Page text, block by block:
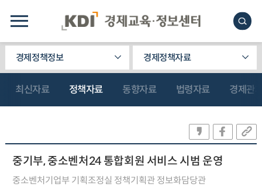
경제정책정보 경제정책자료
최신자료 정책자료 동향자료 법령자료 경제관
중기부, 중소벤처24 통합회원 서비스 시범 운영
중소벤처기업부 기획조정실 정책기획관 정보화담당관